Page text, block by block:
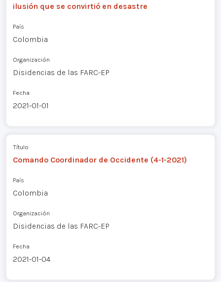
ilusión que se convirtió en desastre
País
Colombia
Organización
Disidencias de las FARC-EP
Fecha
2021-01-01
Título
Comando Coordinador de Occidente (4-1-2021)
País
Colombia
Organización
Disidencias de las FARC-EP
Fecha
2021-01-04